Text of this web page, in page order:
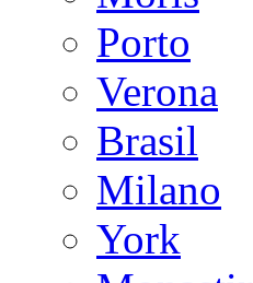
Porto
Verona
Brasil
Milano
York